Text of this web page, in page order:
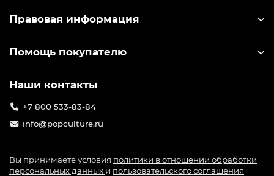
Правовая информация
Помощь покупателю
Наши контакты
+7 800 533-83-84
info@popculture.ru
Вы принимаете условия политики в отношении обработки
персональных данных и пользовательского соглашения